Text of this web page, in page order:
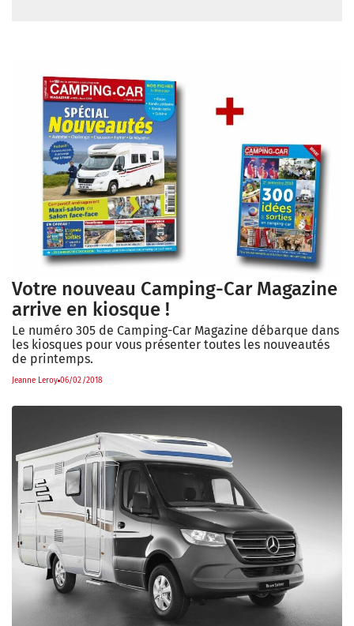
Votre nouveau Camping-Car Magazine
arrive en kiosque !
Le numéro 305 de Camping-Car Magazine débarque dans
les kiosques pour vous présenter toutes les nouveautés
de printemps.
Jeanne Leroy 06/02/2018